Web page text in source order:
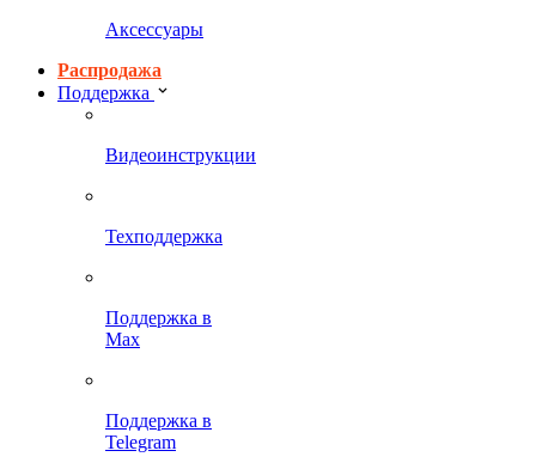
Аксессуары
Распродажа
Поддержка
Видеоинструкции
Техподдержка
Поддержка в
Max
Поддержка в
Telegram